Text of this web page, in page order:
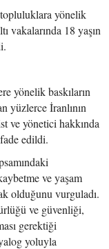
yönelik
vakalarında 18 yaşın
yönelik baskıların
yüzlerce İranlının
ve yönetici hakkında
edildi.
ve yaşam
olduğunu vurguladı.
ve güvenliği,
gerektiği
yoluyla